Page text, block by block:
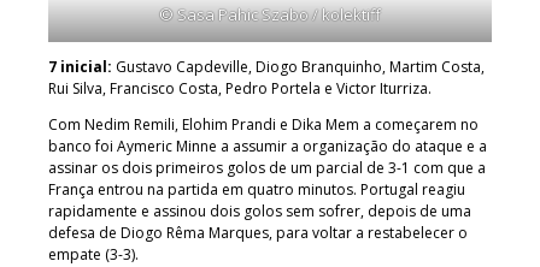
© Sasa Pahic Szabo / kolektiff
7 inicial: Gustavo Capdeville, Diogo Branquinho, Martim Costa,
Rui Silva, Francisco Costa, Pedro Portela e Victor Iturriza.
Com Nedim Remili, Elohim Prandi e Dika Mem a começarem no
banco foi Aymeric Minne a assumir a organização do ataque e a
assinar os dois primeiros golos de um parcial de 3-1 com que a
França entrou na partida em quatro minutos. Portugal reagiu
rapidamente e assinou dois golos sem sofrer, depois de uma
defesa de Diogo Rêma Marques, para voltar a restabelecer o
empate (3-3).